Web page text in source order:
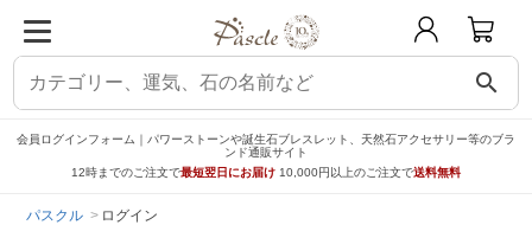
search
会員ログインフォーム｜パワーストーンや誕生石ブレスレット、天然石アクセサリー等のブラ
ンド通販サイト
12時までのご注文で最短翌日にお届け 10,000円以上のご注文で送料無料
パスクル ログイン